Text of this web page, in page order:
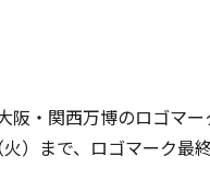
阪・関西万博のロゴマ
）まで、ロゴマーク最